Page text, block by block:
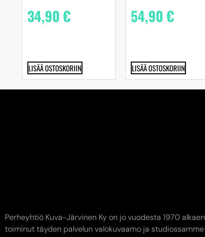
34,90€
LISÄÄ OSTOSKORIIN
54,90€
LISÄÄ OSTOSKORIIN
Perheyhtiö Kuva-Järvinen Ky on jo vuodesta 1970 alkaen
toiminut täyden palvelun valokuvaamo ja studiossamme